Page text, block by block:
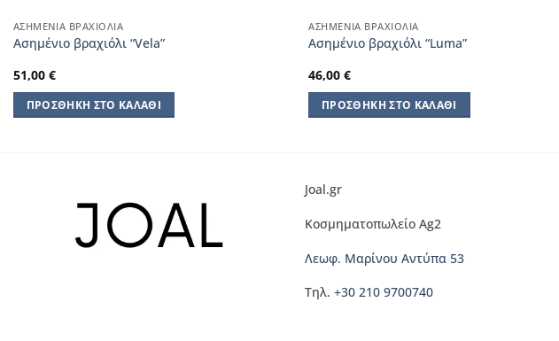
ΑΣΗΜΈΝΙΑ ΒΡΑΧΙΌΛΙΑ
Aσημένιο βραχιόλι “Vela”
51,00 €
ΠΡΟΣΘΉΚΗ ΣΤΟ ΚΑΛΆΘΙ
ΑΣΗΜΈΝΙΑ ΒΡΑΧΙΌΛΙΑ
Aσημένιο βραχιόλι “Luma”
46,00€
ΠΡΟΣΘΉΚΗ ΣΤΟ ΚΑΛΆΘΙ
Joal.gr
Κοσμηματοπωλείο Ag2
Λεωφ. Μαρίνου Αντύπα 53
Τηλ. +30 210 9700740